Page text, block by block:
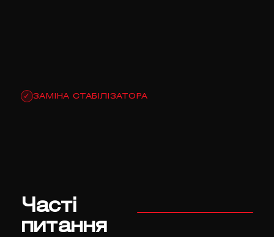
✓ ЗАМІНА СТАБІЛІЗАТОРА
Часті
питання